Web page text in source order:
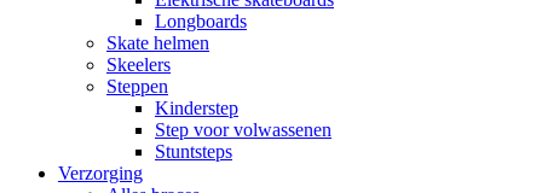
Longboards
Skate helmen
Skeelers
Steppen
Kinderstep
Step voor volwassenen
Stuntsteps
Verzorging